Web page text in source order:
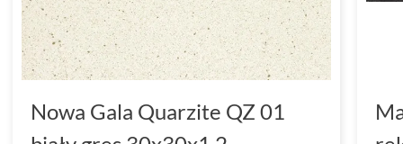
Nowa Gala Quarzite QZ 01